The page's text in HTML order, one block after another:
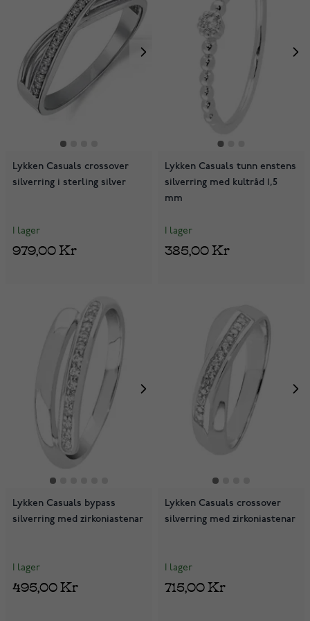
Lykken Casuals crossover
silverring i sterling silver
I lager
979,00 Kr
Lykken Casuals tunn enstens
silverring med kultråd 1,5
mm
I lager
385,00 Kr
Lykken Casuals bypass
silverring med zirkoniastenar
I lager
495,00 Kr
Lykken Casuals crossover
silverring med zirkoniastenar
I lager
715,00 Kr